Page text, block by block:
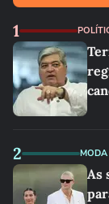
1
2 MODA
As